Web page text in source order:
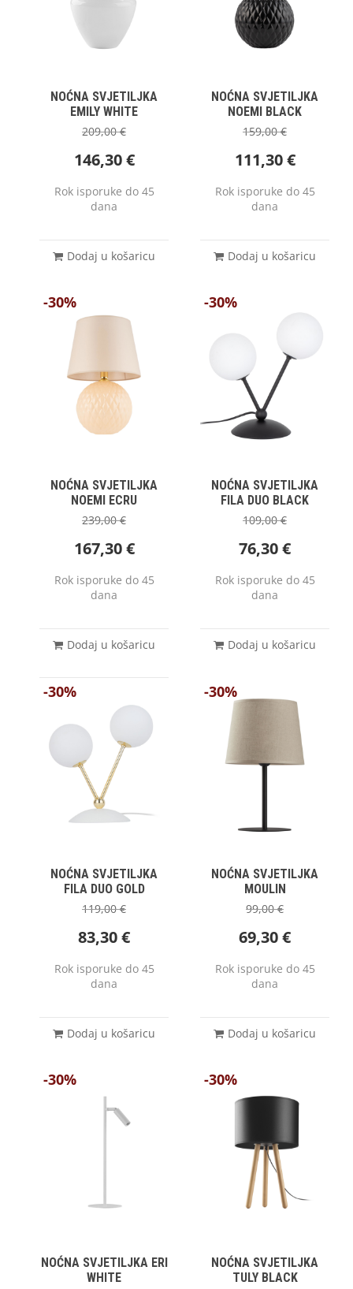
NOĆNA SVJETILJKA
EMILY WHITE
209,00€
146,30€
Rok isporuke do 45
dana
Dodaj u košaricu
NOĆNA SVJETILJKA
NOEMI BLACK
159,00€
111,30€
Rok isporuke do 45
dana
Dodaj u košaricu
-30%
NOĆNA SVJETILJKA
NOEMI ECRU
239,00€
167,30€
Rok isporuke do 45
dana
Dodaj u košaricu
-30%
NOĆNA SVJETILJKA
FILA DUO BLACK
109,00€
76,30€
Rok isporuke do 45
dana
Dodaj u košaricu
-30%
NOĆNA SVJETILJKA
FILA DUO GOLD
119,00€
83,30€
Rok isporuke do 45
dana
Dodaj u košaricu
-30%
NOĆNA SVJETILJKA
MOULIN
99,00€
69,30€
Rok isporuke do 45
dana
Dodaj u košaricu
-30%
NOĆNA SVJETILJKA ERI
WHITE
-30%
NOĆNA SVJETILJKA
TULY BLACK